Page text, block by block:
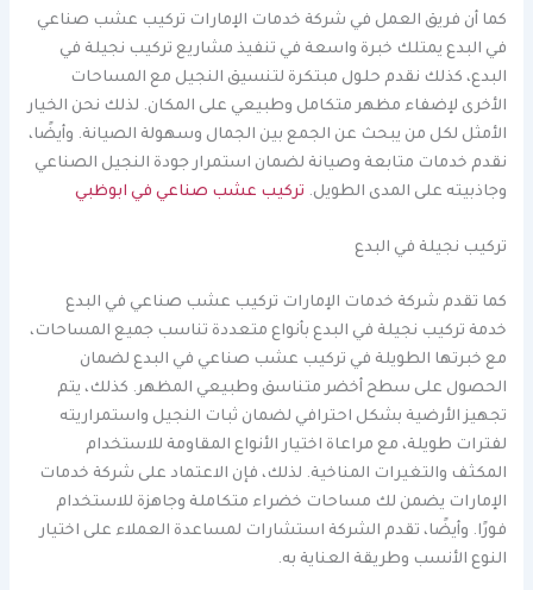
كما أن فريق العمل في شركة خدمات الإمارات تركيب عشب صناعي
في البدع يمتلك خبرة واسعة في تنفيذ مشاريع تركيب نجيلة في
البدع، كذلك نقدم حلول مبتكرة لتنسيق النجيل مع المساحات
الأخرى لإضفاء مظهر متكامل وطبيعي على المكان. لذلك نحن الخيار
الأمثل لكل من يبحث عن الجمع بين الجمال وسهولة الصيانة. وأيضًا،
نقدم خدمات متابعة وصيانة لضمان استمرار جودة النجيل الصناعي
وجاذبيته على المدى الطويل. تركيب عشب صناعي في ابوظبي
تركيب نجيلة في البدع
كما تقدم شركة خدمات الإمارات تركيب عشب صناعي في البدع
خدمة تركيب نجيلة في البدع بأنواع متعددة تناسب جميع المساحات،
مع خبرتها الطويلة في تركيب عشب صناعي في البدع لضمان
الحصول على سطح أخضر متناسق وطبيعي المظهر. كذلك، يتم
تجهيز الأرضية بشكل احترافي لضمان ثبات النجيل واستمراريته
لفترات طويلة، مع مراعاة اختيار الأنواع المقاومة للاستخدام
المكثف والتغيرات المناخية. لذلك، فإن الاعتماد على شركة خدمات
الإمارات يضمن لك مساحات خضراء متكاملة وجاهزة للاستخدام
فورًا. وأيضًا، تقدم الشركة استشارات لمساعدة العملاء على اختيار
النوع الأنسب وطريقة العناية به.